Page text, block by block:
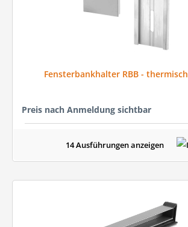
Fensterbankhalter RBB -
Preis nach Anmeldung sichtbar
14 Ausführungen anzeigen